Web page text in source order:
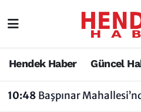
Hendek Haber Güncel
10:48 Başpınar Mahallesi’nde
Hendek Haber
Sakarya
Hendek Haber
Siyaset
Sakarya Nöbetçi
Sakarya Trafik